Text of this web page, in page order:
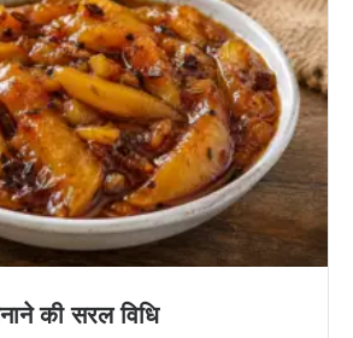
की सरल विधि